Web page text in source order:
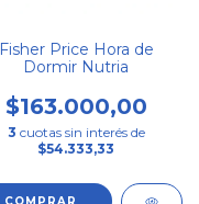
Fisher Price Hora de
Dormir Nutria
$163.000,00
3 cuotas sin interés de
$54.333,33